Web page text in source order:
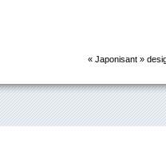
« Japonisant »